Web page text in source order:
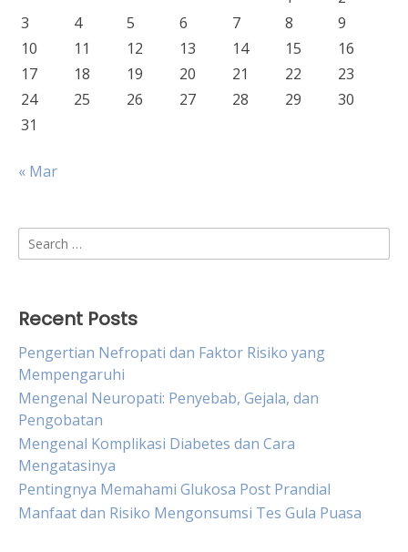
3
4 5 6 7 8
9
10
11 12 13 14 15
16
17
18 19 20 21 22
23
24
25 26 27 28 29
30
31
« Mar
Search
for:
Recent Posts
Pengertian Nefropati dan Faktor Risiko yang
Mempengaruhi
Mengenal Neuropati: Penyebab, Gejala, dan
Pengobatan
Mengenal Komplikasi Diabetes dan Cara
Mengatasinya
Pentingnya Memahami Glukosa Post Prandial
Manfaat dan Risiko Mengonsumsi Tes Gula Puasa